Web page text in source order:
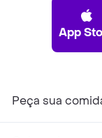
App
Peça sua